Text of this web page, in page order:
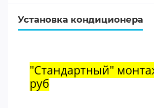
Установка кондиционера
"Стандартный"
руб